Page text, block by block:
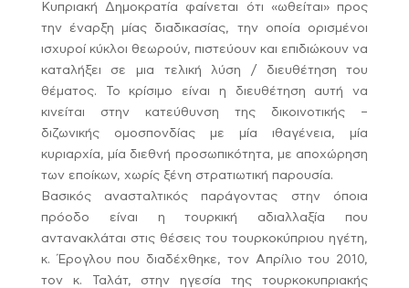
Κυπριακή Δημοκρατία φαίνεται ότι «ωθείται» προς
την έναρξη μίας διαδικασίας, την οποία ορισμένοι
ισχυροί κύκλοι θεωρούν, πιστεύουν και επιδιώκουν να
καταλήξει σε μια τελική λύση / διευθέτηση του
θέματος. Το κρίσιμο είναι η διευθέτηση αυτή να
κινείται στην κατεύθυνση της δικοινοτικής –
διζωνικής ομοσπονδίας με μία ιθαγένεια, μία
κυριαρχία, μία διεθνή προσωπικότητα, με αποχώρηση
των εποίκων, χωρίς ξένη στρατιωτική παρουσία.
Βασικός ανασταλτικός παράγοντας στην όποια
πρόοδο είναι η τουρκική αδιαλλαξία που
αντανακλάται στις θέσεις του τουρκοκύπριου ηγέτη,
κ. Έρογλου που διαδέχθηκε, τον Απρίλιο του 2010,
τον κ. Ταλάτ, στην ηγεσία της τουρκοκυπριακής